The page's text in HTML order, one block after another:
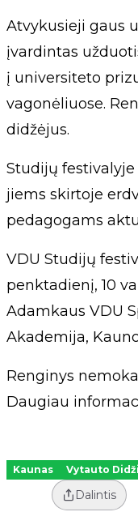
Atvykusieji gaus
įvardintas
į universiteto
vagonėliuose.
didžėjus.
Studijų
jiems skirtoje
pedagogams
VDU Studijų
penktadienį, 10
Adamkaus VDU
Akademija,
Renginys
Daugiau
Kaunas Vytauto
Dalintis